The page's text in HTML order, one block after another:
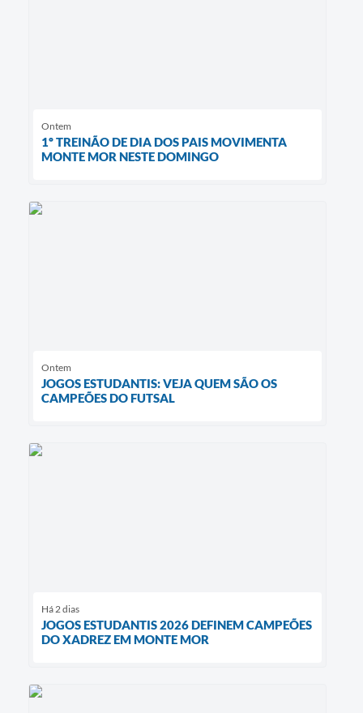
Ontem
1º TREINÃO DE DIA DOS PAIS MOVIMENTA
MONTE MOR NESTE DOMINGO
Ontem
JOGOS ESTUDANTIS: VEJA QUEM SÃO OS
CAMPEÕES DO FUTSAL
Há 2 dias
JOGOS ESTUDANTIS 2026 DEFINEM CAMPEÕES
DO XADREZ EM MONTE MOR